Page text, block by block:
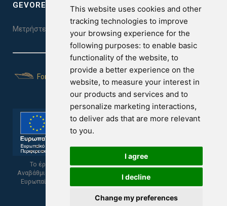
This website uses cookies and other
tracking technologies to improve
your browsing experience for the
following purposes: to enable basic
functionality of the website, to
provide a better experience on the
website, to measure your interest in
our products and services and to
personalize marketing interactions,
to deliver ads that are more relevant
to you.
I agree
I decline
Change my preferences
GEVOREST SLEEP QUALITY INDEX
Μετρήστε την ποιότητα του ύπνου σας. Κάντε το τεστ εδώ!
For Yachts
Το έργο υποβλήθηκε στα πλαίσια του Σχεδίου Ψηφιακής
Αναβάθμισης των Επιχειρήσεων και συγχρηματοδοτείται από το
Ευρωπαϊκό Ταμείο Περιφερειακής Ανάπτυξης και την Κυπριακή